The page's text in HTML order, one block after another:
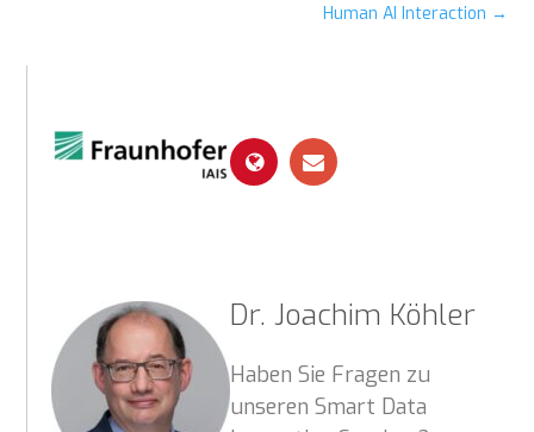
Human AI Interaction →
Dr. Joachim Köhler
Haben Sie Fragen zu
unseren Smart Data